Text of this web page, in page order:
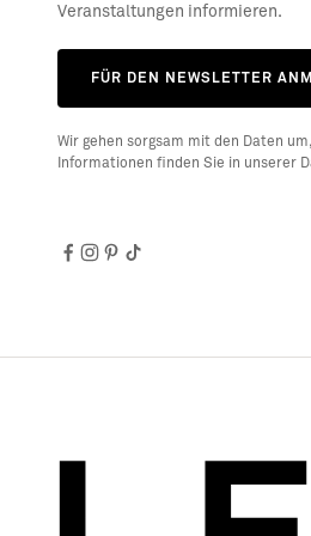
Veranstaltungen informieren.
FÜR DEN NEWSLETTER
Wir gehen sorgsam mit den Daten
Informationen finden Sie in unserer